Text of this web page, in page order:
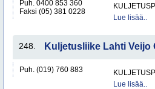
Puh. 0400 853 360
Faksi (05) 381 0228
Lue lisää..
248. Kuljetusliike Lahti Veijo
Puh. (019) 760 883
Lue lisää..